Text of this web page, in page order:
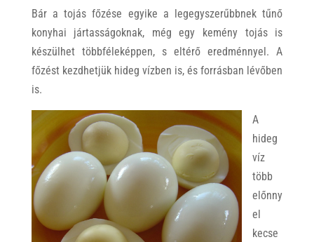
Bár a tojás főzése egyike a legegyszerűbbnek tűnő
konyhai jártasságoknak, még egy kemény tojás is
készülhet többféleképpen, s eltérő eredménnyel. A
főzést kezdhetjük hideg vízben is, és forrásban lévőben
is.
A
hideg
víz
több
előnny
el
kecse